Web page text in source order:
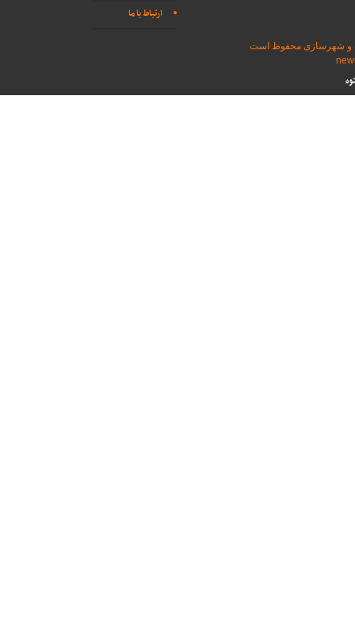
ارتباط با ما
و شهرسازی محفوظ است